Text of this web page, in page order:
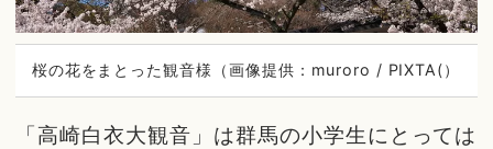
桜の花をまとった観音様（画像提供：muroro / PIXTA(）
「高崎白衣大観音」は群馬の小学生にとっては